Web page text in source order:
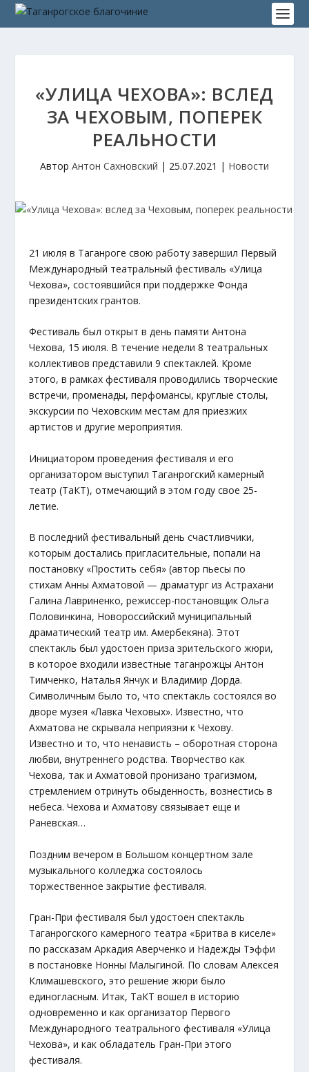
«УЛИЦА ЧЕХОВА»: ВСЛЕД
ЗА ЧЕХОВЫМ, ПОПЕРЕК
РЕАЛЬНОСТИ
Автор Антон Сахновский | 25.07.2021 | Новости
21 июля в Таганроге свою работу завершил Первый
Международный театральный фестиваль «Улица
Чехова», состоявшийся при поддержке Фонда
президентских грантов.
Фестиваль был открыт в день памяти Антона
Чехова, 15 июля. В течение недели 8 театральных
коллективов представили 9 спектаклей. Кроме
этого, в рамках фестиваля проводились творческие
встречи, променады, перфомансы, круглые столы,
экскурсии по Чеховским местам для приезжих
артистов и другие мероприятия.
Инициатором проведения фестиваля и его
организатором выступил Таганрогский камерный
театр (ТаКТ), отмечающий в этом году свое 25-
летие.
В последний фестивальный день счастливчики,
которым достались пригласительные, попали на
постановку «Простить себя» (автор пьесы по
стихам Анны Ахматовой — драматург из Астрахани
Галина Лавриненко, режиссер-постановщик Ольга
Половинкина, Новороссийский муниципальный
драматический театр им. Амербекяна). Этот
спектакль был удостоен приза зрительского жюри,
в которое входили известные таганрожцы Антон
Тимченко, Наталья Янчук и Владимир Дорда.
Символичным было то, что спектакль состоялся во
дворе музея «Лавка Чеховых». Известно, что
Ахматова не скрывала неприязни к Чехову.
Известно и то, что ненависть – оборотная сторона
любви, внутреннего родства. Творчество как
Чехова, так и Ахматовой пронизано трагизмом,
стремлением отринуть обыденность, вознестись в
небеса. Чехова и Ахматову связывает еще и
Раневская…
Поздним вечером в Большом концертном зале
музыкального колледжа состоялось
торжественное закрытие фестиваля.
Гран-При фестиваля был удостоен спектакль
Таганрогского камерного театра «Бритва в киселе»
по рассказам Аркадия Аверченко и Надежды Тэффи
в постановке Нонны Малыгиной. По словам Алексея
Климашевского, это решение жюри было
единогласным. Итак, ТаКТ вошел в историю
одновременно и как организатор Первого
Международного театрального фестиваля «Улица
Чехова», и как обладатель Гран-При этого
фестиваля.